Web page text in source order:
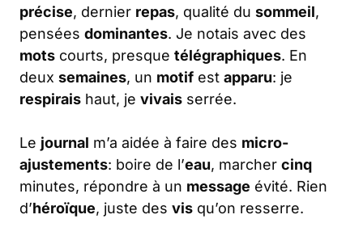
précise, dernier repas, qualité du sommeil,
pensées dominantes. Je notais avec des
mots courts, presque télégraphiques. En
deux semaines, un motif est apparu: je
respirais haut, je vivais serrée.
Le journal m’a aidée à faire des micro-
ajustements: boire de l’eau, marcher cinq
minutes, répondre à un message évité. Rien
d’héroïque, juste des vis qu’on resserre.